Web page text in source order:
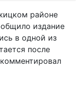
районе
издание
в одной из
после